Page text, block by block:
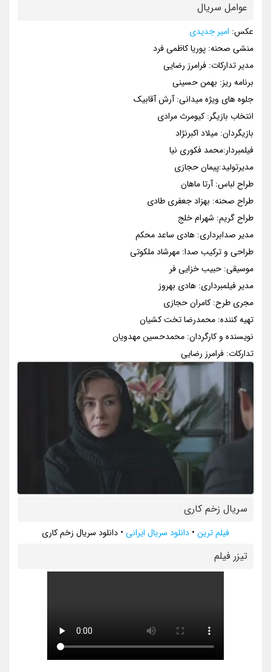
عوامل سریال
عکس: امیر جدیدی
منشی صحنه: پوریا کاظمی فرد
مدیر تدارکات: فرامرز رضایی
برنامه ریز: بهمن حسینی
جلوه های ویژه میدانی: آرش آقابیک
انتخاب بازیگر: کیومرث مرادی
بازیگردان: میلاد اکبرنژاد
فیلمبردار:محمد فکوری نیا
مدیرتولید:پیمان حجازی
طراح لباس: آرتا ماهان
طراح صحنه: بهزاد جعفری طادی
طراح گریم: شهرام خلج
مدیر صدابرداری: هادی ساعد محکم
طراحی و ترکیب صدا: مهرشاد ملکوتی
موسیقی: حبیب خزایی فر
مدیر فیلمبرداری: هادی بهروز
مجری طرح: کامران حجازی
تهیه کننده: محمدرضا تخت کشیان
نویسنده و کارگردان: محمدحسین مهدویان
تدارکات: فرامرز رضایی
سریال زخم کاری
فیلم ترین • دانلود سریال ایرانی • دانلود سریال زخم کاری
تيزر فيلم